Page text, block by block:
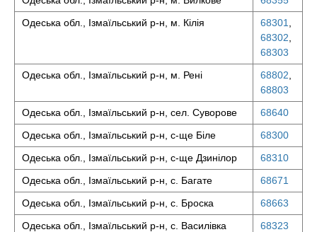
Одеська обл., Ізмаїльський р-н, м. Кілія
68301
68302
68303
Одеська обл., Ізмаїльський р-н, м. Рені
68802
68803
Одеська обл., Ізмаїльський р-н, сел. Суворове
68640
Одеська обл., Ізмаїльський р-н, с-ще Біле
68300
Одеська обл., Ізмаїльський р-н, с-ще Дзинілор
68310
Одеська обл., Ізмаїльський р-н, с. Багате
68671
Одеська обл., Ізмаїльський р-н, с. Броска
68663
Одеська обл., Ізмаїльський р-н, с. Василівка
68323